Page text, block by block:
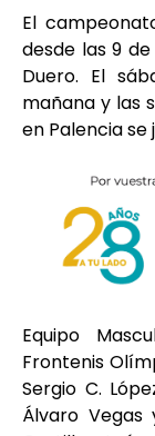
El
desde las 9
Duero. El
mañana y las
en Palencia se
Equipo
Frontenis
Sergio C.
Álvaro